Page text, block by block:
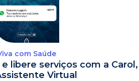
com Saúde
libere serviços com a Carol,
Virtual